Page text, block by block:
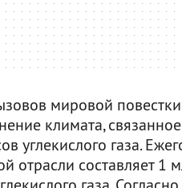
мировой
климата,
углекислого газа.
отрасли составляет 1
газа.